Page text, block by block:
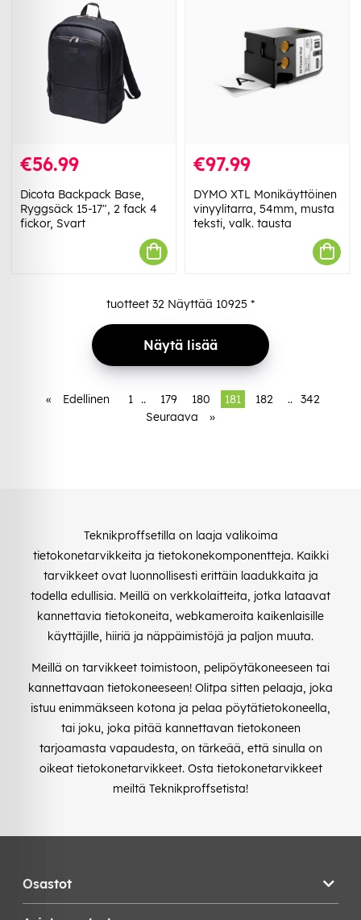
€56.99
Dicota Backpack Base,
Ryggsäck 15-17", 2 fack 4
fickor, Svart
€97.99
DYMO XTL Monikäyttöinen
vinyylitarra, 54mm, musta
teksti, valk. tausta
tuotteet 32 Näyttää 10925 *
Näytä lisää
« Edellinen 1 .. 179 180 181 182 .. 342
Seuraava
»
Teknikproffsetilla on laaja valikoima
tietokonetarvikkeita ja tietokonekomponentteja. Kaikki
tarvikkeet ovat luonnollisesti erittäin laadukkaita ja
todella edullisia. Meillä on verkkolaitteita, jotka lataavat
kannettavia tietokoneita, webkameroita kaikenlaisille
käyttäjille, hiiriä ja näppäimistöjä ja paljon muuta.
Meillä on tarvikkeet toimistoon, pelipöytäkoneeseen tai
kannettavaan tietokoneeseen! Olitpa sitten pelaaja, joka
istuu enimmäkseen kotona ja pelaa pöytätietokoneella,
tai joku, joka pitää kannettavan tietokoneen
tarjoamasta vapaudesta, on tärkeää, että sinulla on
oikeat tietokonetarvikkeet. Osta tietokonetarvikkeet
meiltä Teknikproffsetista!
Osastot